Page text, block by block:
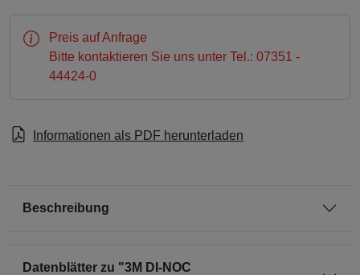
Preis auf Anfrage
Bitte kontaktieren Sie uns unter Tel.: 07351 -
44424-0
Informationen als PDF herunterladen
Beschreibung
Datenblätter zu "3M DI-NOC